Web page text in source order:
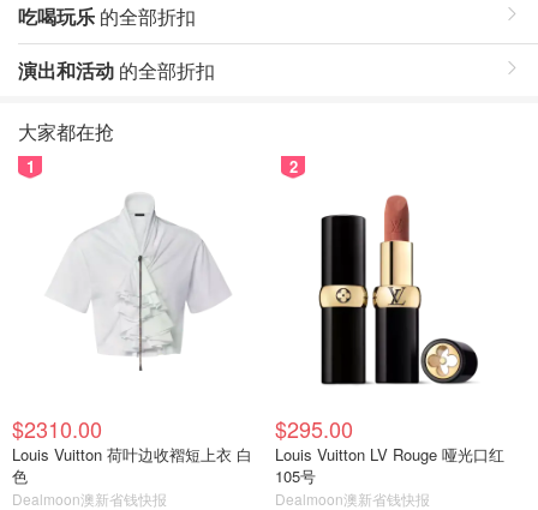
吃喝玩乐 的全部折扣
演出和活动 的全部折扣
大家都在抢
1
$2310.00
Louis Vuitton 荷叶边收褶短上衣 白
色
Dealmoon澳新省钱快报
2
$295.00
Louis Vuitton LV Rouge 哑光口红
105号
Dealmoon澳新省钱快报